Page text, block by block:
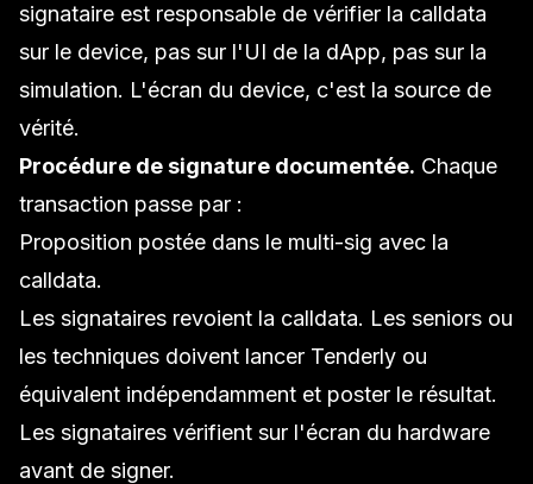
signataire est responsable de vérifier la calldata
sur le device, pas sur l'UI de la dApp, pas sur la
simulation. L'écran du device, c'est la source de
vérité.
Procédure de signature documentée. Chaque
transaction passe par :
Proposition postée dans le multi-sig avec la
calldata.
Les signataires revoient la calldata. Les seniors ou
les techniques doivent lancer Tenderly ou
équivalent indépendamment et poster le résultat.
Les signataires vérifient sur l'écran du hardware
avant de signer.